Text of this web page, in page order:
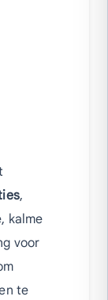
,
kalme
voor
te